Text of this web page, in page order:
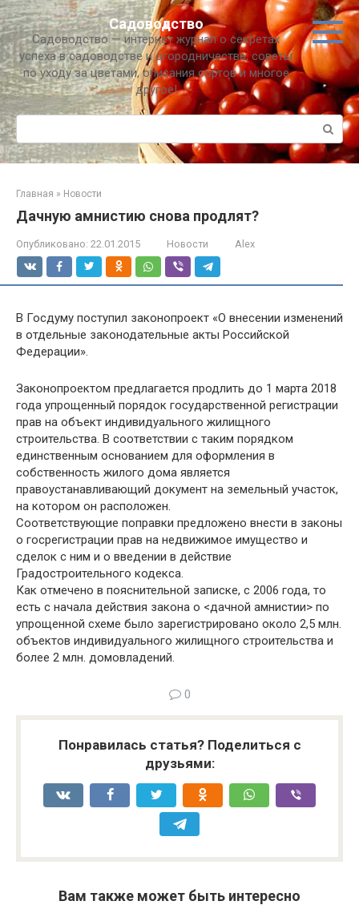
Перейти
к
контенту
Садоводство
Садоводство — интернет журнал о секретах
успеха в садоводстве и огородничестве, советы
по уходу за цветами, описания сортов и многое
другое!
Поиск:
Главная » Новости
Дачную амнистию снова продлят?
Опубликовано: 22.01.2015 Новости Alex
В Госдуму поступил законопроект «О внесении изменений
в отдельные законодательные акты Российской
Федерации».
Законопроектом предлагается продлить до 1 марта 2018
года упрощенный порядок государственной регистрации
прав на объект индивидуального жилищного
строительства. В соответствии с таким порядком
единственным основанием для оформления в
собственность жилого дома является
правоустанавливающий документ на земельный участок,
на котором он расположен.
Соответствующие поправки предложено внести в законы
о госрегистрации прав на недвижимое имущество и
сделок с ним и о введении в действие
Градостроительного кодекса.
Как отмечено в пояснительной записке, с 2006 года, то
есть с начала действия закона о <дачной амнистии> по
упрощенной схеме было зарегистрировано около 2,5 млн.
объектов индивидуального жилищного строительства и
более 2 млн. домовладений.
0
Понравилась статья? Поделиться с
друзьями:
Вам также может быть интересно